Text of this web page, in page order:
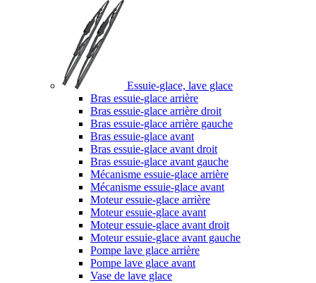
Essuie-glace, lave glace
Bras essuie-glace arrière
Bras essuie-glace arrière droit
Bras essuie-glace arrière gauche
Bras essuie-glace avant
Bras essuie-glace avant droit
Bras essuie-glace avant gauche
Mécanisme essuie-glace arrière
Mécanisme essuie-glace avant
Moteur essuie-glace arrière
Moteur essuie-glace avant
Moteur essuie-glace avant droit
Moteur essuie-glace avant gauche
Pompe lave glace arrière
Pompe lave glace avant
Vase de lave glace